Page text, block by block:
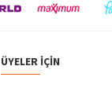
ÜYELER İÇIN